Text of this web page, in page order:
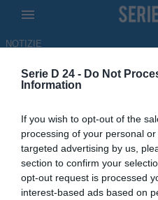
Serie D 24 - Do Not
Information
If you wish to opt-out of the
processing of your personal
targeted advertising by us,
section to confirm your
opt-out request is processed
interest-based ads based on
NOTIZIE
Angiulli saluta
sue tracce
Lanciano
ULTIM'ORA
30.05.2026 13:52 di Redazione